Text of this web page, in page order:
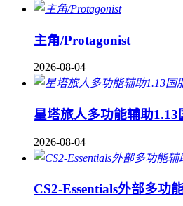
主角/Protagonist
2026-08-04
星塔旅人多功能辅助1.13
2026-08-04
CS2-Essentials外部多功